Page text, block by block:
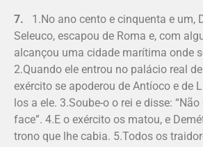
7. 1.No ano cento e cinquenta e um,
Seleuco, escapou de Roma e, com
alcançou uma cidade marítima onde
2.Quando ele entrou no palácio real
exército se apoderou de Antíoco e de
los a ele. 3.Soube-o o rei e disse:
face”. 4.E o exército os matou, e
trono que lhe cabia. 5.Todos os